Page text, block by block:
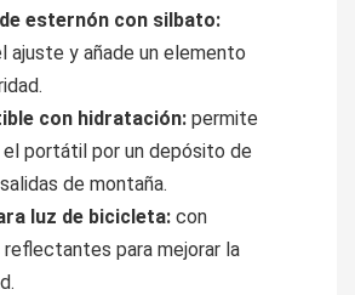
esternón con silbato:
ajuste y añade un elemento
con hidratación: permite
portátil por un depósito de
de montaña.
luz de bicicleta: con
para mejorar la